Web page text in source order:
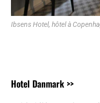
Ibsens Hotel, hôtel à
Hotel Danmark >>